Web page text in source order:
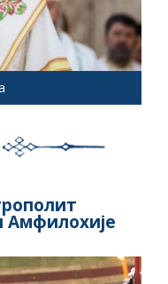
Амфилохије